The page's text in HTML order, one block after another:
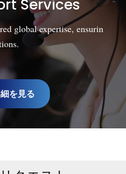
Services
global expertise, ensurin
を見る